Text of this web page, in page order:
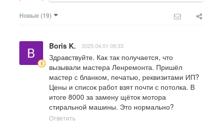
Новые (19)
Boris K. 2025.04.01 09:33
Здравствуйте. Как так получается, что
вызывали мастера Ленремонта. Пришёл
мастер с бланком, печатью, реквизитами ИП?
Цены и список работ взят почти с потолка. В
итоге 8000 за замену щёток мотора
стиральной машины. Это нормально?
Ответить